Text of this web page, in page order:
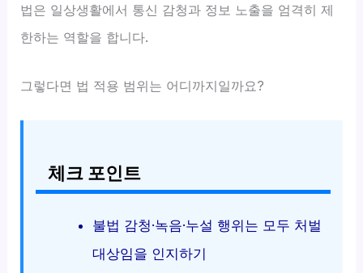
법은 일상생활에서 통신 감청과 정보 노출을 엄격히 제
한하는 역할을 합니다.
그렇다면 법 적용 범위는 어디까지일까요?
체크 포인트
불법 감청·녹음·누설 행위는 모두 처벌
대상임을 인지하기